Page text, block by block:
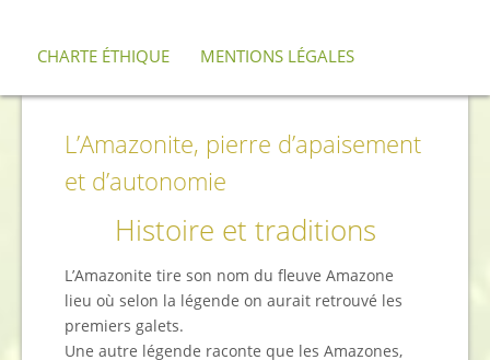
CHARTE ÉTHIQUE MENTIONS LÉGALES
Amazonite
L’Amazonite, pierre d’apaisement
et d’autonomie
Histoire et traditions
L’Amazonite tire son nom du fleuve Amazone
lieu où selon la légende on aurait retrouvé les
premiers galets.
Une autre légende raconte que les Amazones,